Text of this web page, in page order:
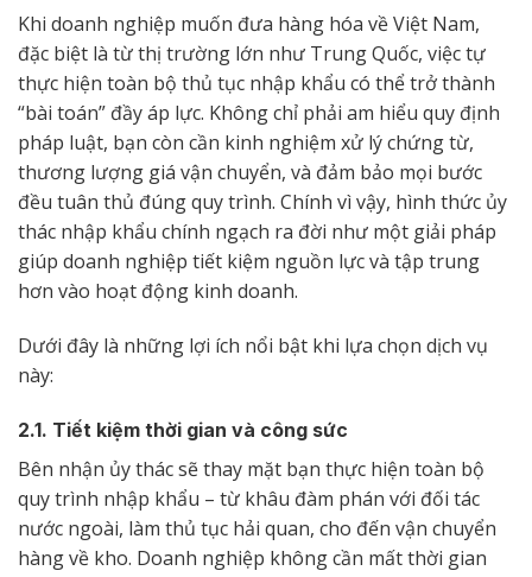
Khi doanh nghiệp muốn đưa hàng hóa về Việt Nam,
đặc biệt là từ thị trường lớn như Trung Quốc, việc tự
thực hiện toàn bộ thủ tục nhập khẩu có thể trở thành
“bài toán” đầy áp lực. Không chỉ phải am hiểu quy định
pháp luật, bạn còn cần kinh nghiệm xử lý chứng từ,
thương lượng giá vận chuyển, và đảm bảo mọi bước
đều tuân thủ đúng quy trình. Chính vì vậy, hình thức ủy
thác nhập khẩu chính ngạch ra đời như một giải pháp
giúp doanh nghiệp tiết kiệm nguồn lực và tập trung
hơn vào hoạt động kinh doanh.
Dưới đây là những lợi ích nổi bật khi lựa chọn dịch vụ
này:
2.1. Tiết kiệm thời gian và công sức
Bên nhận ủy thác sẽ thay mặt bạn thực hiện toàn bộ
quy trình nhập khẩu – từ khâu đàm phán với đối tác
nước ngoài, làm thủ tục hải quan, cho đến vận chuyển
hàng về kho. Doanh nghiệp không cần mất thời gian